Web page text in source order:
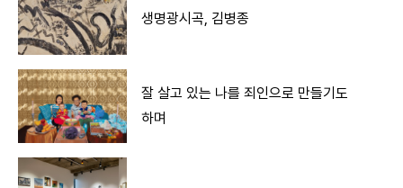
생명광시곡, 김병종
잘 살고 있는 나를 죄인으로 만들기도
하며